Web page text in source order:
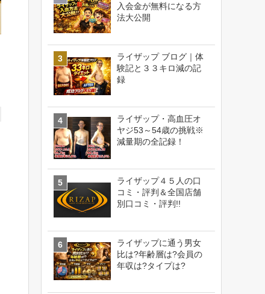
入会金が無料になる方
法大公開
ライザップ ブログ｜体
験記と３３キロ減の記
録
ライザップ・高血圧オ
ヤジ53～54歳の挑戦※
減量期の全記録！
ライザップ４５人の口
コミ・評判＆全国店舗
別口コミ・評判!!
ライザップに通う男女
比は?年齢層は?会員の
年収は?タイプは?